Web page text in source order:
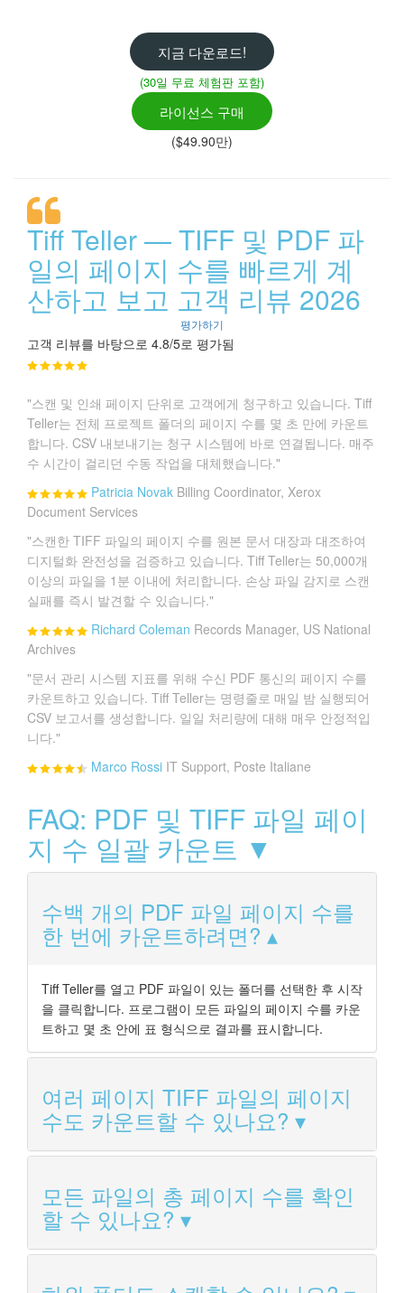
지금 다운로드!
(30일 무료 체험판 포함)
라이선스 구매
($49.90만)
Tiff Teller — TIFF 및 PDF 파
일의 페이지 수를 빠르게 계
산하고 보고 고객 리뷰 2026
평가하기
고객 리뷰를 바탕으로 4.8/5로 평가됨
"스캔 및 인쇄 페이지 단위로 고객에게 청구하고 있습니다. Tiff
Teller는 전체 프로젝트 폴더의 페이지 수를 몇 초 만에 카운트
합니다. CSV 내보내기는 청구 시스템에 바로 연결됩니다. 매주
수 시간이 걸리던 수동 작업을 대체했습니다."
Patricia Novak Billing Coordinator, Xerox
Document Services
"스캔한 TIFF 파일의 페이지 수를 원본 문서 대장과 대조하여
디지털화 완전성을 검증하고 있습니다. Tiff Teller는 50,000개
이상의 파일을 1분 이내에 처리합니다. 손상 파일 감지로 스캔
실패를 즉시 발견할 수 있습니다."
Richard Coleman Records Manager, US National
Archives
"문서 관리 시스템 지표를 위해 수신 PDF 통신의 페이지 수를
카운트하고 있습니다. Tiff Teller는 명령줄로 매일 밤 실행되어
CSV 보고서를 생성합니다. 일일 처리량에 대해 매우 안정적입
니다."
Marco Rossi IT Support, Poste Italiane
FAQ: PDF 및 TIFF 파일 페이
지 수 일괄 카운트 ▼
수백 개의 PDF 파일 페이지 수를
한 번에 카운트하려면?
Tiff Teller를 열고 PDF 파일이 있는 폴더를 선택한 후 시작
을 클릭합니다. 프로그램이 모든 파일의 페이지 수를 카운
트하고 몇 초 안에 표 형식으로 결과를 표시합니다.
여러 페이지 TIFF 파일의 페이지
수도 카운트할 수 있나요?
모든 파일의 총 페이지 수를 확인
할 수 있나요?